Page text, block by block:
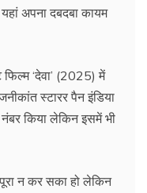
अपना दबदबा कायम
‘देवा’ (2025) में
स्टारर पैन इंडिया
किया लेकिन इसमें भी
न कर सका हो लेकिन